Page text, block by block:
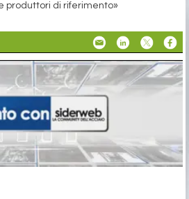
produttori di riferimento»